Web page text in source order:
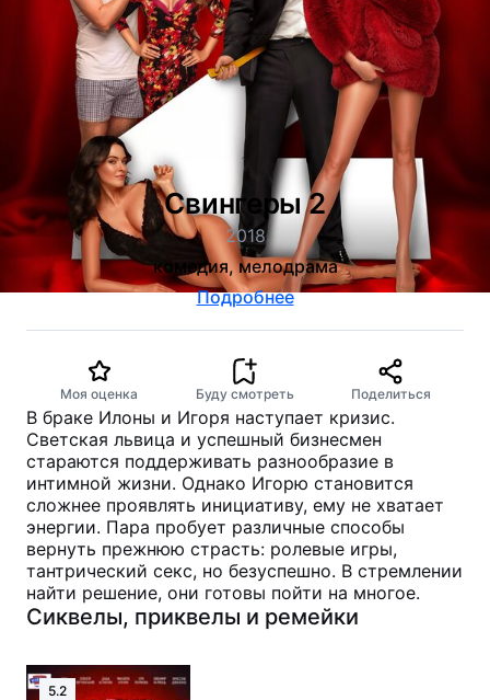
Свингеры 2
2018
комедия, мелодрама
Подробнее
Моя оценка Буду смотреть Поделиться
В браке Илоны и Игоря наступает кризис.
Светская львица и успешный бизнесмен
стараются поддерживать разнообразие в
интимной жизни. Однако Игорю становится
сложнее проявлять инициативу, ему не хватает
энергии. Пара пробует различные способы
вернуть прежнюю страсть: ролевые игры,
тантрический секс, но безуспешно. В стремлении
найти решение, они готовы пойти на многое.
Сиквелы, приквелы и ремейки
5.2